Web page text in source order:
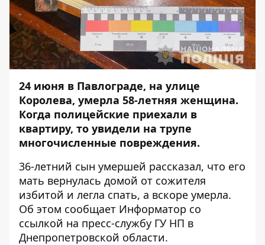
24 июня в Павлограде, на улице
Королева, умерла 58-летняя женщина.
Когда полицейские приехали в
квартиру, то увидели на трупе
многочисленные повреждения.
36-летний сын умершей рассказал, что его
мать вернулась домой от сожителя
избитой и легла спать, а вскоре умерла.
Об этом сообщает Информатор со
ссылкой на пресс-службу ГУ НП в
Днепропетровской области.